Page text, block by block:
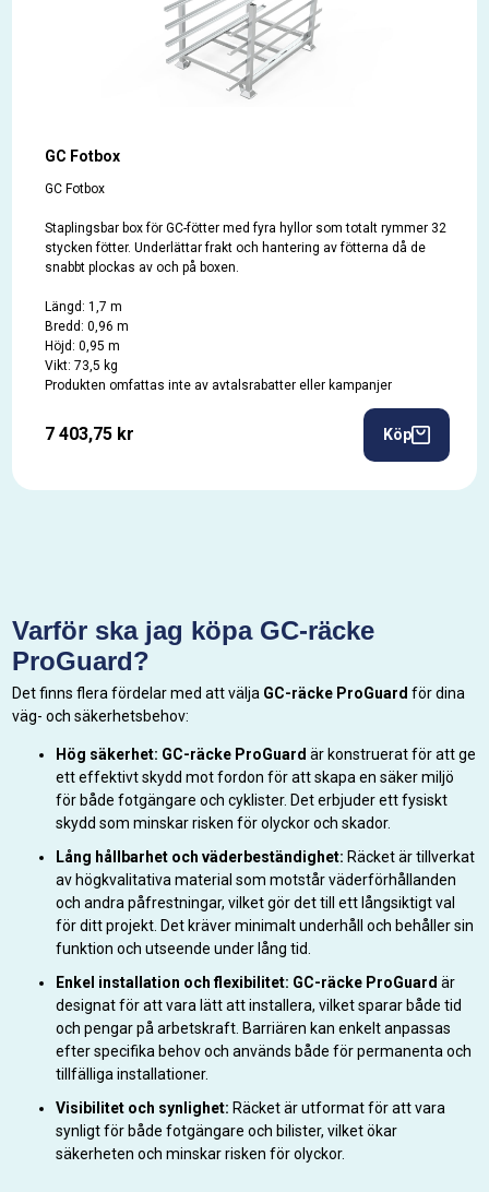
GC Fotbox
GC Fotbox
Staplingsbar box för GC-fötter med fyra hyllor som totalt rymmer 32
stycken fötter. Underlättar frakt och hantering av fötterna då de
snabbt plockas av och på boxen.
Längd: 1,7 m
Bredd: 0,96 m
Höjd: 0,95 m
Vikt: 73,5 kg
Produkten omfattas inte av avtalsrabatter eller kampanjer
7 403,75 kr Köp
Varför ska jag köpa GC-räcke
ProGuard?
Det finns flera fördelar med att välja GC-räcke ProGuard för dina
väg- och säkerhetsbehov:
Hög säkerhet: GC-räcke ProGuard är konstruerat för att ge
ett effektivt skydd mot fordon för att skapa en säker miljö
för både fotgängare och cyklister. Det erbjuder ett fysiskt
skydd som minskar risken för olyckor och skador.
Lång hållbarhet och väderbeständighet: Räcket är tillverkat
av högkvalitativa material som motstår väderförhållanden
och andra påfrestningar, vilket gör det till ett långsiktigt val
för ditt projekt. Det kräver minimalt underhåll och behåller sin
funktion och utseende under lång tid.
Enkel installation och flexibilitet: GC-räcke ProGuard är
designat för att vara lätt att installera, vilket sparar både tid
och pengar på arbetskraft. Barriären kan enkelt anpassas
efter specifika behov och används både för permanenta och
tillfälliga installationer.
Visibilitet och synlighet: Räcket är utformat för att vara
synligt för både fotgängare och bilister, vilket ökar
säkerheten och minskar risken för olyckor.